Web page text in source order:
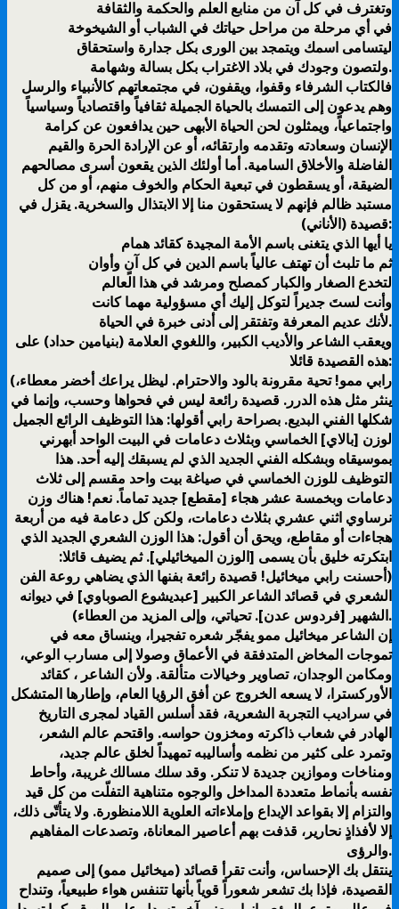
وتغترف في كل آن من منابع العلم والحكمة والثقافة
في أي مرحلة من مراحل حياتك في الشباب أو الشيخوخة
ليتسامى اسمك ويتمجد بين الورى بكل جدارة واستحقاق
ولتصون وجودك في بلاد الاغتراب بكل بسالة وشهامة.
فالكتاب الشرفاء وقفوا، ویقفون، في مجتمعاتھم كالأنبیاء والرسل
وھم یدعون إلى التمسك بالحیاة الجمیلة ثقافیاً واقتصادیاً وسیاسیاً
واجتماعیاً، ویمثلون لحن الحیاة الأبھى حین یدافعون عن كرامة
الإنسان وسعادته وتقدمه وارتقائه، أو عن الإرادة الحرة والقیم
الفاضلة والأخلاق السامیة. أما أولئك الذین یقعون أسرى مصالحھم
الضیقة، أو یسقطون في تبعیة الحكام والخوف منھم، أو من كل
مستبد ظالم فإنھم لا یستحقون منا إلا الابتذال والسخریة. يقزل في
قصيدة (الأناني):
يا أيها الذي يتغنى باسم الأمة المجيدة كقائد همام
ثم ما تلبث أن تهتف عالياً باسم الدين في كل آنٍ وأوان
لتخدع الصغار والكبار كمصلح ومرشد في هذا العالم
وأنت لستَ جديراً لتوكل إليك أي مسؤولية مهما كانت
لأنك عديم المعرفة وتفتقر إلى أدنى خبرة في الحياة.
ويعقب الشاعر والأديب الكبير، واللغوي العلامة (بنيامين حداد) على
هذه القصيدة قائلا:
(رابي ممو! تحية مقرونة بالود والاحترام. ليظل يراعك أخضر معطاء،
ينثر مثل هذه الدرر. قصيدة رائعة ليس في فحواها وحسب، وإنما في
شكلها الفني البديع. بصراحة رابي أقولها: هذا التوظيف الرائع الجميل
لوزن [بالاي] الخماسي وبثلاث دعامات في البيت الواحد أبهرني
بموسيقاه وبشكله الفني الجديد الذي لم يسبقك إليه أحد. هذا
التوظيف للوزن الخماسي في صياغة بيت واحد مقسم إلى ثلاث
دعامات وبخمسة عشر هجاء [مقطع] جديد تماماً. نعم! هناك وزن
نرساوي اثني عشري بثلاث دعامات، ولكن كل دعامة فيه من أربعة
هجاءات أو مقاطع، ويحق أن أقول: هذا الوزن الشعري الجديد الذي
ابتكرته خليق بأن يسمى [الوزن الميخائيلي]. ثم يضيف قائلا:
(أحسنت رابي ميخائيل! قصيدة رائعة بفنها الذي يضاهي روعة الفن
الشعري في قصائد الشاعر الكبير [عبديشوع الصوباوي] في ديوانه
الشهير [فردوس عدن]. تحياتي، وإلى المزيد من العطاء).
إن الشاعر ميخائيل ممو يفجّر شعره تفجيرا، وينساق معه في
تموجات المخاض المتدفقة في الأعماق وصولا إلى مسارب الوعي،
ومكامن الوجدان، تصاوير وخيالات متألقة. ولأن الشاعر ، كقائد
الأوركسترا، لا يسعه الخروج عن أفق الرؤيا العام، وإطارها المتشكل
في سراديب التجربة الشعرية، فقد أسلس القياد لمجرى التاريخ
الهادر في شعاب ذاكرته ومخزون حواسه. واقتحم عالم الشعر،
وتمرد على كثير من نظمه وأساليبه تمهيداً لخلق عالم جديد،
ومناخات وموازين جديدة لا تنكر. وقد سلك مسالك غريبة، وأحاط
نفسه بأنماط متعددة المداخل والوجوه متناهية التفلّت من كل قيد
والتزام إلا بقواعد الإبداع وإملاءاته العلوية اللامنظورة. ولا یتأتّى ذلك،
إلا لأفذاذٍ نحاریر، قذفت بھم أعاصیر المعاناة، وتصدعات المفاھیم
والرؤى.
ينتقل بك الإحساس، وأنت تقرأ قصائد (ميخائيل ممو) إلى صميم
القصيدة، فإذا بك تشعر شعوراً قوياً بأنها تتنفس هواء طبيعياً، وتنداح